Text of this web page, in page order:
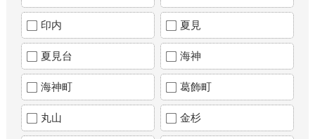
印内 夏見
夏見台 海神
海神町 葛飾町
丸山 金杉